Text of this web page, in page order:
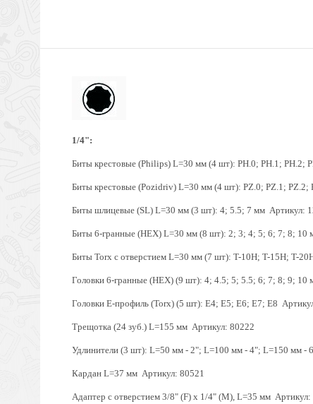
1/4":
Биты крестовые (Philips) L=30 мм (4 шт): PH.0; PH.1; PH.2;
Биты крестовые (Pozidriv) L=30 мм (4 шт): PZ.0; PZ.1; PZ.2;
Биты шлицевые (SL) L=30 мм (3 шт): 4; 5.5; 7 мм Артикул:
Биты 6-гранные (HEX) L=30 мм (8 шт): 2; 3; 4; 5; 6; 7; 8; 10
Биты Torx с отверстием L=30 мм (7 шт): T-10H; T-15H; T-
Головки 6-гранные (HEX) (9 шт): 4; 4.5; 5; 5.5; 6; 7; 8; 9; 10
Головки Е-профиль (Torx) (5 шт): E4; E5; E6; E7; E8
Трещотка (24 зуб.) L=155 мм Артикул: 80222
Удлинители (3 шт): L=50 мм - 2"; L=100 мм - 4"; L=150 мм -
Кардан L=37 мм Артикул: 80521
Адаптер с отверстием 3/8" (F) x 1/4" (M), L=35 мм Артикул: